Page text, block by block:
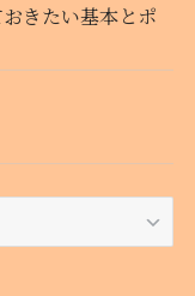
きたい基本とポ